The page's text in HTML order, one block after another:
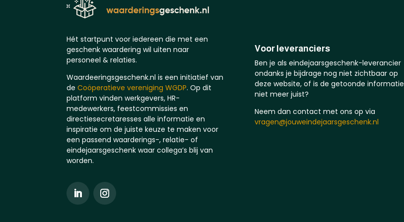
Hét startpunt voor iedereen die met een
geschenk waardering wil uiten naar
personeel & relaties.
Waardeeringsgeschenk.nl is een initiatief van
de Coöperatieve vereniging WGDP. Op dit
platform vinden werkgevers, HR-
medewerkers, feestcommissies en
directiesecretaresses alle informatie en
inspiratie om de juiste keuze te maken voor
een passend waarderings-, relatie- of
eindejaarsgeschenk waar collega’s blij van
worden.
Voor leveranciers
Ben je als eindejaarsgeschenk-leverancier
ondanks je bijdrage nog niet zichtbaar op
deze website, of is de getoonde informatie
niet meer juist?
Neem dan contact met ons op via
vragen@jouweindejaarsgeschenk.nl